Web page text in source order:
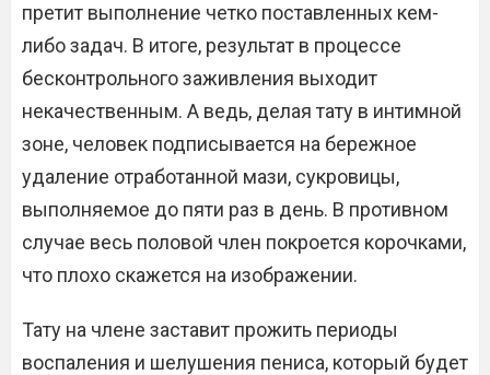
претит выполнение четко поставленных кем-
либо задач. В итоге, результат в процессе
бесконтрольного заживления выходит
некачественным. А ведь, делая тату в интимной
зоне, человек подписывается на бережное
удаление отработанной мази, сукровицы,
выполняемое до пяти раз в день. В противном
случае весь половой член покроется корочками,
что плохо скажется на изображении.
Тату на члене заставит прожить периоды
воспаления и шелушения пениса, который будет